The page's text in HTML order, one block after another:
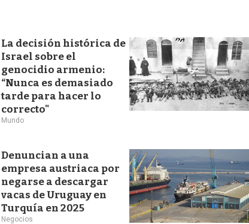
La decisión histórica de
Israel sobre el
genocidio armenio:
“Nunca es demasiado
tarde para hacer lo
correcto"
Mundo
Denuncian a una
empresa austriaca por
negarse a descargar
vacas de Uruguay en
Turquía en 2025
Negocios